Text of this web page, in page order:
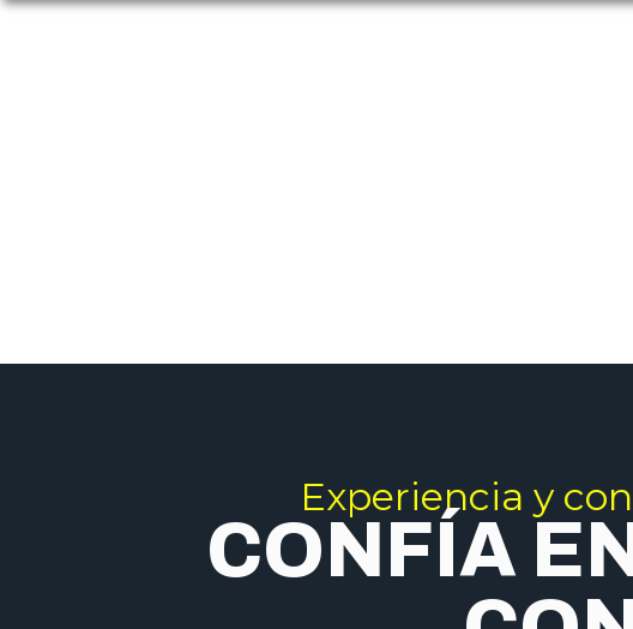
Experiencia y
CONFÍA